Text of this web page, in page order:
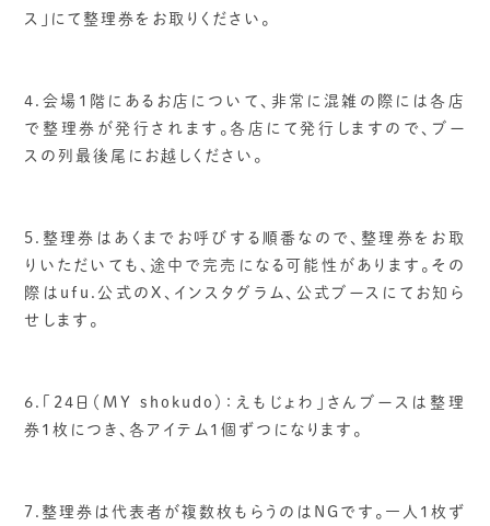
ス」にて整理券をお取りください。
4.会場1階にあるお店について、非常に混雑の際には各店
で整理券が発行されます。各店にて発行しますので、ブー
スの列最後尾にお越しください。
5.整理券はあくまでお呼びする順番なので、整理券をお取
りいただいても、途中で完売になる可能性があります。その
際はufu.公式のX、インスタグラム、公式ブースにてお知ら
せします。
6.「24日（MY shokudo）：えもじょわ」さんブースは整理
券1枚につき、各アイテム1個ずつになります。
7.整理券は代表者が複数枚もらうのはNGです。一人1枚ず